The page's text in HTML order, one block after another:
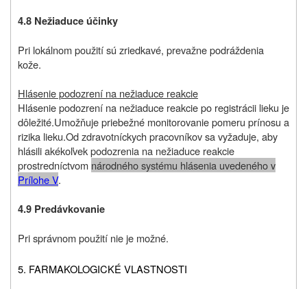
4.8 Nežiaduce účinky
Pri lokálnom použití sú zriedkavé, prevažne podráždenia
kože.
Hlásenie podozrení na nežiaduce reakcie
Hlásenie podozrení na nežiaduce reakcie po registrácii lieku je
dôležité.Umožňuje priebežné monitorovanie pomeru prínosu a
rizika lieku.Odzdravotníckych pracovníkov sa vyžaduje, aby
hlásili akékoľvek podozrenia na nežiaduce reakcie
prostredníctvom národného systému hlásenia uvedeného v
Prílohe V.
4.9 Predávkovanie
Pri správnom použití nie je možné.
5. FARMAKOLOGICKÉ VLASTNOSTI